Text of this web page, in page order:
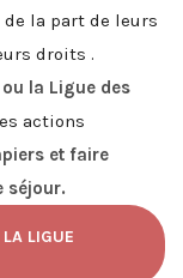
de la part de leurs
droits .
la Ligue des
actions
et faire
séjour.
LIGUE